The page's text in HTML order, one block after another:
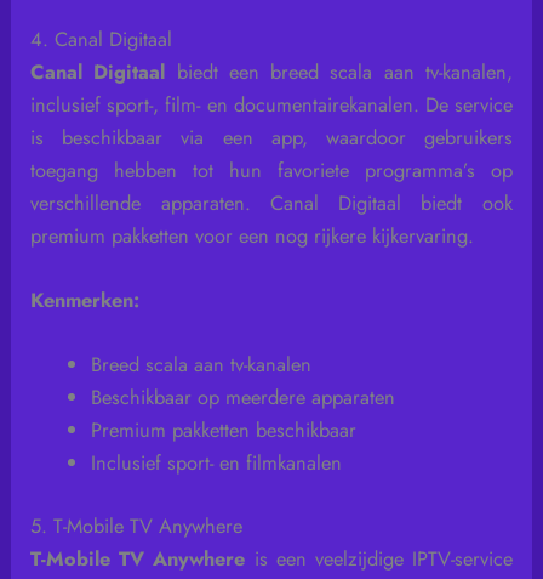
4. Canal Digitaal
Canal Digitaal biedt een breed scala aan tv-kanalen,
inclusief sport-, film- en documentairekanalen. De service
is beschikbaar via een app, waardoor gebruikers
toegang hebben tot hun favoriete programma’s op
verschillende apparaten. Canal Digitaal biedt ook
premium pakketten voor een nog rijkere kijkervaring.
Kenmerken:
Breed scala aan tv-kanalen
Beschikbaar op meerdere apparaten
Premium pakketten beschikbaar
Inclusief sport- en filmkanalen
5. T-Mobile TV Anywhere
T-Mobile TV Anywhere is een veelzijdige IPTV-service